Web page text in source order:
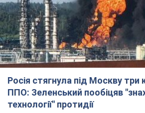
Росія стягнула під Москву три
ППО: Зеленський пообіцяв
технології" протидії